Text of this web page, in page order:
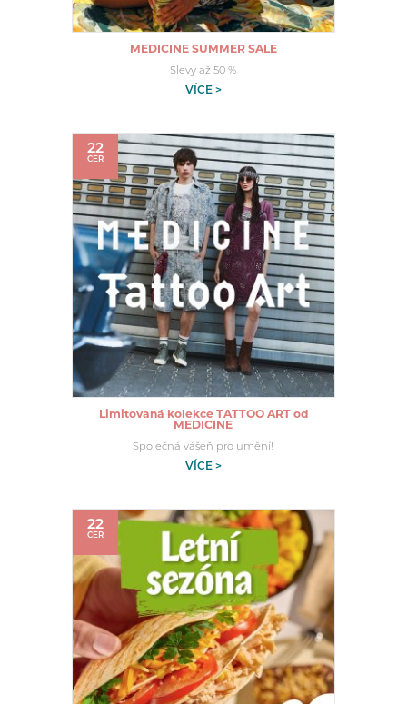
MEDICINE SUMMER SALE
Slevy až 50 %
VÍCE >
22
ČER
Limitovaná kolekce TATTOO ART od
MEDICINE
Společná vášeň pro umění!
VÍCE >
22
ČER